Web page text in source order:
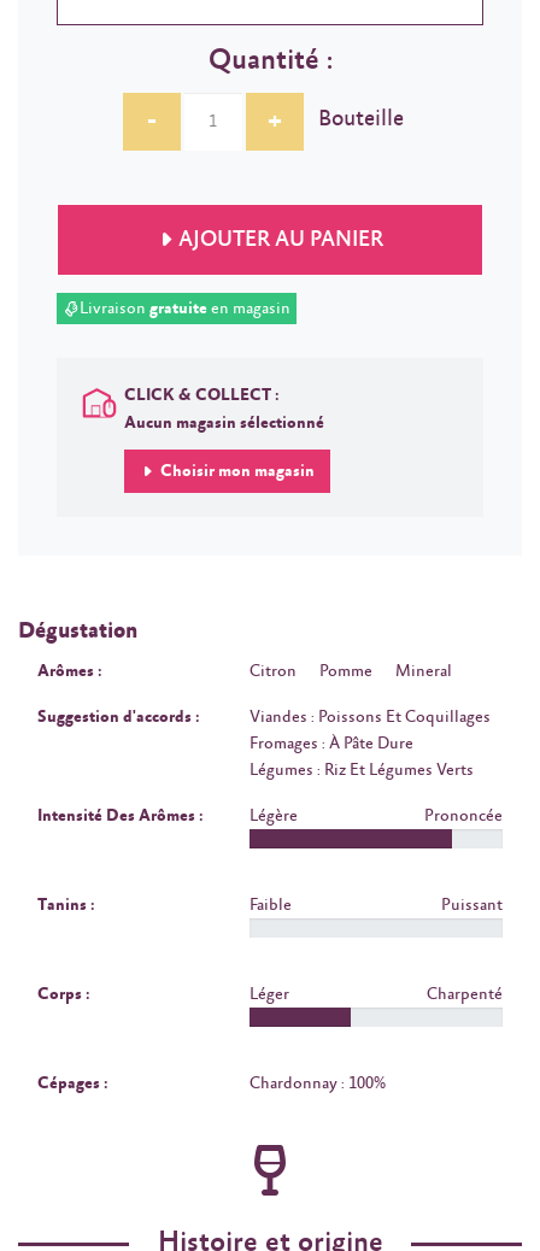
Quantité :
-
+ Bouteille
AJOUTER AU PANIER
Livraison gratuiteen magasin
CLICK & COLLECT :
Aucun magasin sélectionné
Choisir mon magasin
Dégustation
Arômes : Citron Pomme Mineral
Suggestion d'accords :
Viandes : Poissons Et Coquillages
Fromages : À Pâte Dure
Légumes : Riz Et Légumes Verts
Intensité Des Arômes : Légère Prononcée
Tanins : Faible Puissant
Corps : Léger Charpenté
Cépages : Chardonnay : 100%
Histoire et origine